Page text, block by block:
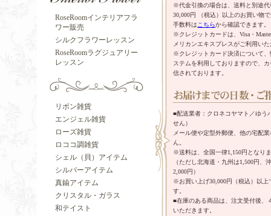
RoseRoomインテリアフラ
ワー販売
シルクフラワーレッスン
RoseRoomラグジュアリー
レッスン
リボン雑貨
エンジェル雑貨
ローズ雑貨
ロココ調雑貨
シェル（貝）アイテム
シルバーアイテム
真鍮アイテム
クリスタル・ガラス
和テイスト
※代金引換の場合は、送料と別途
30,000円 （税込）以上のお買い物
手数料は こちらから確認できます。
※クレジットカードは、Visa・
メリカンエキスプレスがご利用い
※クレジットカード決済について
ステムを利用しておりますので、
信されております。
■配送業者：クロネコヤマト／ゆう
せん）
メール便や定型外郵便、他の宅配
ん。
※送料は、全国一律1,150円となり
（ただし北海道・九州は1,500円、
2,000円）
※お買い上げ30,000円（税込）以上
す。
■在庫のある商品は、注文受付後、
いただきます。